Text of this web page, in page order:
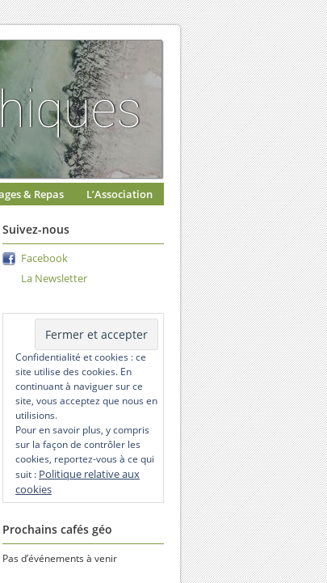
& Repas L’Association
Suivez-nous
Facebook
La Newsletter
Confidentialité et cookies : ce
site utilise des cookies. En
continuant à naviguer sur ce
site, vous acceptez que nous en
utilisions.
Pour en savoir plus, y compris
sur la façon de contrôler les
cookies, reportez-vous à ce qui
suit : Politique relative aux
cookies
Prochains cafés géo
Pas d’événements à venir